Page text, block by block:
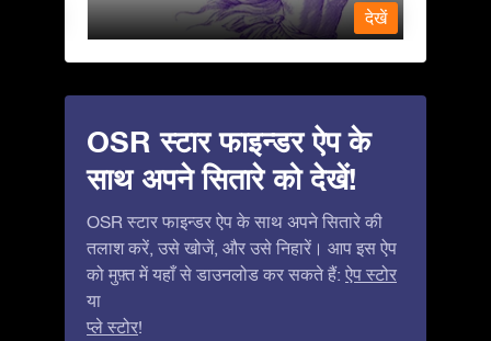
देखें
OSR स्टार फाइन्डर ऐप के
साथ अपने सितारे को देखें!
OSR स्टार फाइन्डर ऐप के साथ अपने सितारे की
तलाश करें, उसे खोजें, और उसे निहारें। आप इस ऐप
को मुफ़्त में यहाँ से डाउनलोड कर सकते हैं: ऐप स्टोर
या
प्ले स्टोर!